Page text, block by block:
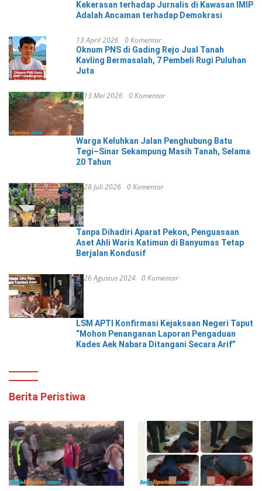
Kekerasan terhadap Jurnalis di Kawasan IMIP
Adalah Ancaman terhadap Demokrasi
13 April 2026 0 Komentar
Oknum PNS di Gading Rejo Jual Tanah
Kavling Bermasalah, 7 Pembeli Rugi Puluhan
Juta
13 Mei 2026 0 Komentar
Warga Keluhkan Jalan Penghubung Batu
Tegi–Sinar Sekampung Masih Tanah, Selama
20 Tahun
28 Juli 2026 0 Komentar
Tanpa Dihadiri Aparat Pekon, Penguasaan
Aset Ahli Waris Katimun di Banyumas Tetap
Berjalan Kondusif
26 Agustus 2024 0 Komentar
LSM APTI Konfirmasi Kejaksaan Negeri Taput
“Mohon Penanganan Laporan Pengaduan
Kades Aek Nabara Ditangani Secara Arif”
Berita Peristiwa